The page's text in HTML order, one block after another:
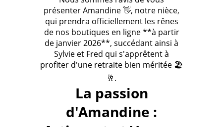
présenter Amandine 👋, notre nièce,
qui prendra officiellement les rênes
de nos boutiques en ligne **à partir
de janvier 2026**, succédant ainsi à
Sylvie et Fred qui s'apprêtent à
profiter d'une retraite bien méritée 🏖️
🥂.
La passion
d'Amandine :